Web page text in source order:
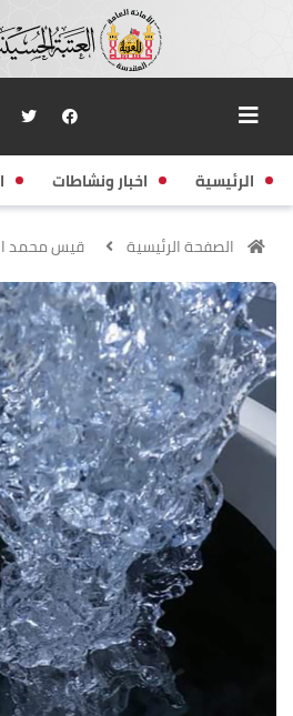
الرئيسية اخبار ونشاطات
الصفحة الرئيسية قيس محمد